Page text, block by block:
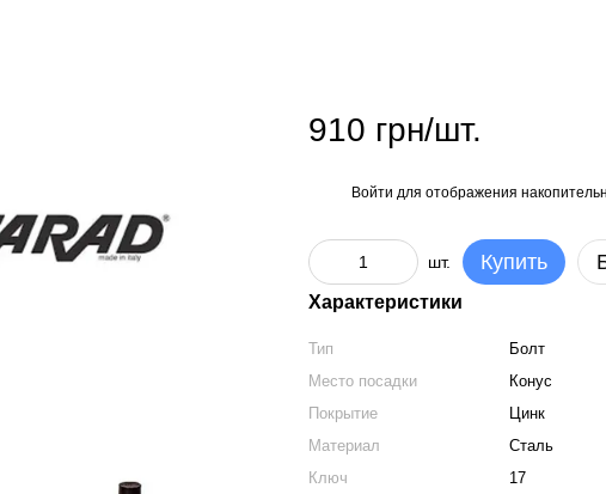
910 грн/шт.
Войти для отображения
шт. Купить
Характеристики
Тип
Болт
Место посадки
Конус
Покрытие
Цинк
Материал
Сталь
Ключ
17